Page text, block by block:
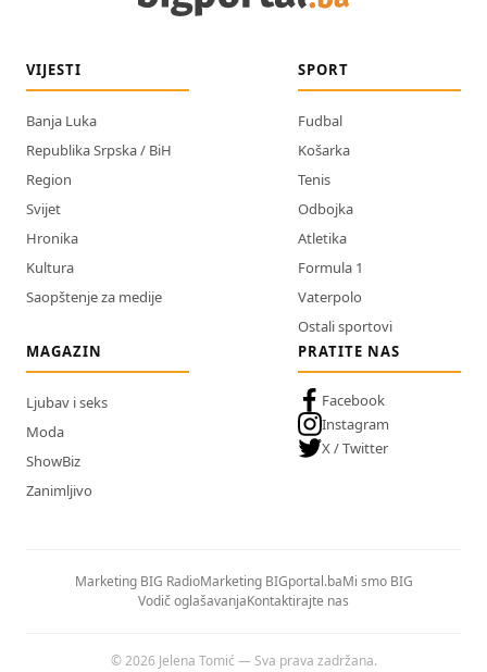
VIJESTI
Banja Luka
Republika Srpska / BiH
Region
Svijet
Hronika
Kultura
Saopštenje za medije
SPORT
Fudbal
Košarka
Tenis
Odbojka
Atletika
Formula 1
Vaterpolo
Ostali sportovi
MAGAZIN
Ljubav i seks
Moda
ShowBiz
Zanimljivo
PRATITE NAS
Facebook
Instagram
X / Twitter
Marketing BIG RadioMarketing BIGportal.baMi smo BIG
Vodič oglašavanjaKontaktirajte nas
© 2026 Jelena Tomić — Sva prava zadržana.